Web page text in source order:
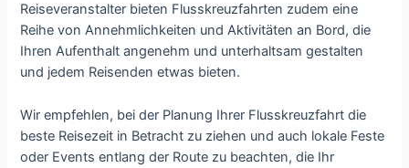
Reiseveranstalter bieten Flusskreuzfahrten zudem eine
Reihe von Annehmlichkeiten und Aktivitäten an Bord, die
Ihren Aufenthalt angenehm und unterhaltsam gestalten
und jedem Reisenden etwas bieten.
Wir empfehlen, bei der Planung Ihrer Flusskreuzfahrt die
beste Reisezeit in Betracht zu ziehen und auch lokale Feste
oder Events entlang der Route zu beachten, die Ihr